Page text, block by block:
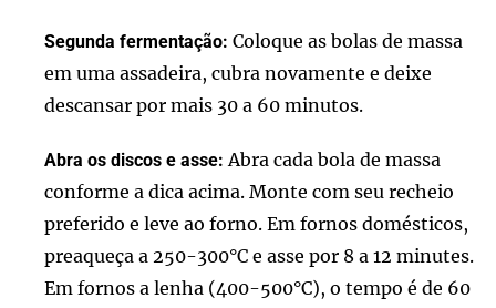
Segunda fermentação: Coloque as bolas de massa
em uma assadeira, cubra novamente e deixe
descansar por mais 30 a 60 minutos.
Abra os discos e asse: Abra cada bola de massa
conforme a dica acima. Monte com seu recheio
preferido e leve ao forno. Em fornos domésticos,
preaqueça a 250-300°C e asse por 8 a 12 minutes.
Em fornos a lenha (400-500°C), o tempo é de 60